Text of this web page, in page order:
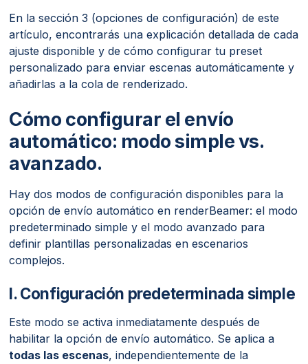
En la sección 3 (opciones de configuración) de este
artículo, encontrarás una explicación detallada de cada
ajuste disponible y de cómo configurar tu preset
personalizado para enviar escenas automáticamente y
añadirlas a la cola de renderizado.
Cómo configurar el envío
automático: modo simple vs.
avanzado.
Hay dos modos de configuración disponibles para la
opción de envío automático en renderBeamer: el modo
predeterminado simple y el modo avanzado para
definir plantillas personalizadas en escenarios
complejos.
I. Configuración predeterminada simple
Este modo se activa inmediatamente después de
habilitar la opción de envío automático. Se aplica a
todas las escenas, independientemente de la